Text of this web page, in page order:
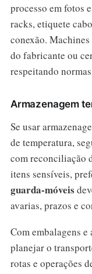
processo em fotos
racks, etiquete
conexão.
do fabricante ou
respeitando
Armazenagem
Se usar
de temperatura,
com reconciliação
itens sensíveis,
guarda-móveis
avarias, prazos e
Com embalagens e
planejar o
rotas e operações